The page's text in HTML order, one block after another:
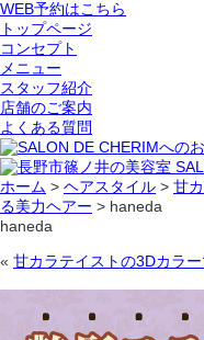
WEB予約はこちら
トップページ
コンセプト
メニュー
スタッフ紹介
店舗のご案内
よくある質問
ホーム > ヘアスタイル > 甘
る美力ヘアー > haneda
haneda
« 甘カラテイストの3Dカラ